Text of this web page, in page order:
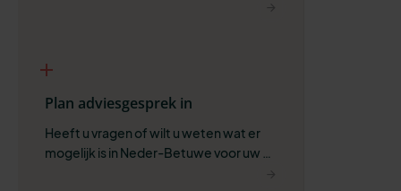
Plan adviesgesprek in
Heeft u vragen of wilt u weten wat er
mogelijk is in Neder-Betuwe voor uw